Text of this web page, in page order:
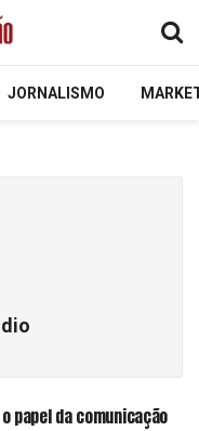
JORNALISMO
papel da comunicação